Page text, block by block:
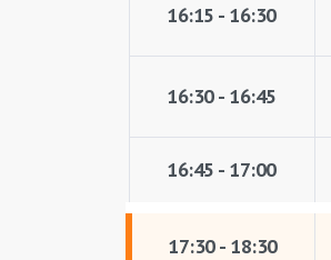
16:15 - 16:30
16:30 - 16:45
16:45 - 17:00
17:30 - 18:30